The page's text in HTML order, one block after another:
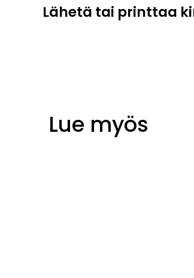
Lähetä tai printtaa
Lue myös